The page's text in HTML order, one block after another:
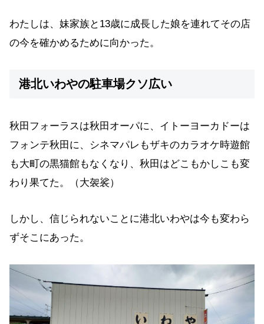
わたしは、妹家族と13歳に成長した娘を連れてその店
の今を確かめるために向かった。
港北いわやの駐車場クソ広い
秋田フォーラスは秋田オーパに、イトーヨーカドーは
フォンテ秋田に、シネマパレもザキのカラオケ時遊館
も大町の黒猫館もなくなり、秋田はどこもかしこも変
わり果てた。（大袈裟）
しかし、信じられないことに港北いわやは今も変わら
ずそこにあった。